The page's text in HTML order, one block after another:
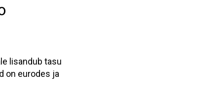
lisandub tasu
on eurodes ja